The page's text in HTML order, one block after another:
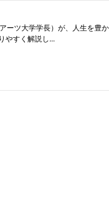
ーツ大学学長）が、人生を
やすく解説し...